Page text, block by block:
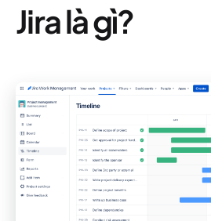
Jira là gì?